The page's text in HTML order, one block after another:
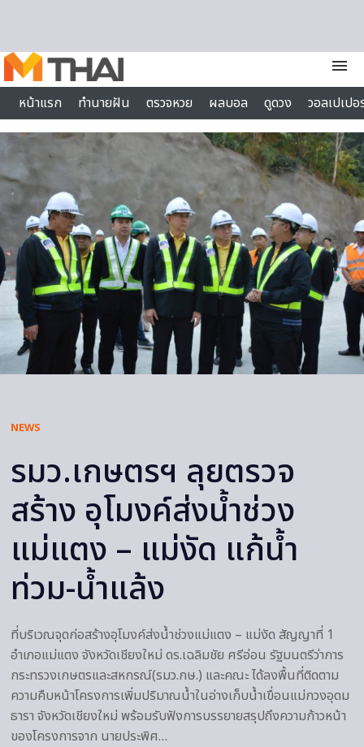
menu
หน้าแรก
ทำนายฝัน ตรวจหวย ผลบอล ดูดวง
วอลเปเป
ไลฟ์สไตล์
NEWS
รมว.เกษตรฯ ลุยตรวจ
สร้าง อุโมงค์ส่งน้ำช่วง
แม่แตง – แม่งัด แก้น้ำ
ท่วม-น้ำแล้ง
ที่บริเวณจุดก่อสร้างอุโมงค์ส่งน้ำช่วงแม่แตง – แม่งัด สัญญาที่ 1
อําเภอแม่แตง จังหวัดเชียงใหม่ ดร.เฉลิมชัย ศรีอ่อน รัฐมนตรีว่าการ
กระทรวงเกษตรและสหกรณ์(รมว.กษ.) และคณะ ได้ลงพื้นที่ติดตาม
ความคืบหน้าโครงการเพิ่มปริมาณน้ำในอ่างเก็บน้ำเขื่อนแม่กวงอุดม
ธารา จังหวัดเชียงใหม่ พร้อมรับฟังการบรรยายสรุปถึงความก้าวหน้า
ของโครงการจาก นายประพิศ…